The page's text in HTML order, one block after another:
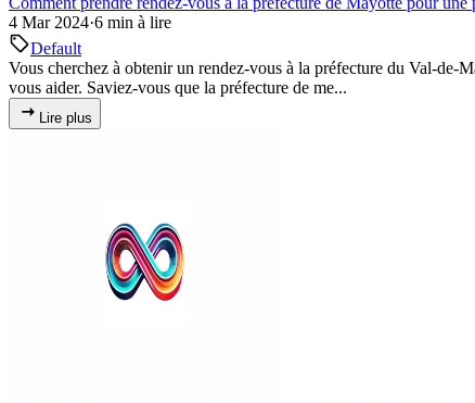
4 Mar 2024·6 min à lire
Default
Vous cherchez à obtenir un rendez-vous à la préfecture du Val-de-
vous aider. Saviez-vous que la préfecture de me...
Lire plus